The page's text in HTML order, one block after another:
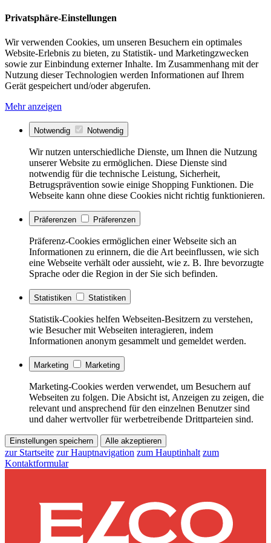
Privatsphäre-Einstellungen
Wir verwenden Cookies, um unseren Besuchern ein optimales
Website-Erlebnis zu bieten, zu Statistik- und Marketingzwecken
sowie zur Einbindung externer Inhalte. Im Zusammenhang mit der
Nutzung dieser Technologien werden Informationen auf Ihrem
Gerät gespeichert und/oder abgerufen.
Mehr anzeigen
Notwendig Notwendig
Wir nutzen unterschiedliche Dienste, um Ihnen die Nutzung
unserer Website zu ermöglichen. Diese Dienste sind
notwendig für die technische Leistung, Sicherheit,
Betrugsprävention sowie einige Shopping Funktionen. Die
Webseite kann ohne diese Cookies nicht richtig funktionieren.
Präferenzen Präferenzen
Präferenz-Cookies ermöglichen einer Webseite sich an
Informationen zu erinnern, die die Art beeinflussen, wie sich
eine Webseite verhält oder aussieht, wie z. B. Ihre bevorzugte
Sprache oder die Region in der Sie sich befinden.
Statistiken Statistiken
Statistik-Cookies helfen Webseiten-Besitzern zu verstehen,
wie Besucher mit Webseiten interagieren, indem
Informationen anonym gesammelt und gemeldet werden.
Marketing Marketing
Marketing-Cookies werden verwendet, um Besuchern auf
Webseiten zu folgen. Die Absicht ist, Anzeigen zu zeigen, die
relevant und ansprechend für den einzelnen Benutzer sind
und daher wertvoller für werbetreibende Drittparteien sind.
Einstellungen speichern Alle akzeptieren
zur Startseite zur Hauptnavigation zum Hauptinhalt zum
Kontaktformular